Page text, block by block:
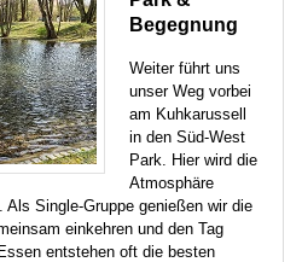
Begegnung
Weiter führt uns
unser Weg vorbei
am Kuhkarussell
in den Süd-West
Park. Hier wird die
Atmosphäre
Als Single-Gruppe genießen wir die
einkehren und den Tag
entstehen oft die besten